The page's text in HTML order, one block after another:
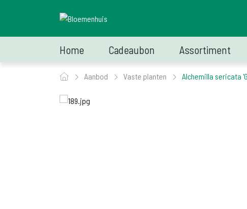
Home Cadeaubon Assortiment
Aanbod Vaste planten Alchemilla sericata